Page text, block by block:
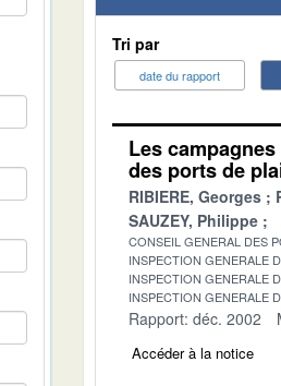
Tri par
date du rapport
Les
des ports de
RIBIERE, Georges
SAUZEY, Philippe
CONSEIL GENERAL DES
INSPECTION GENERALE
INSPECTION GENERALE
INSPECTION GENERALE
Rapport: déc. 2002
Accéder à la notice